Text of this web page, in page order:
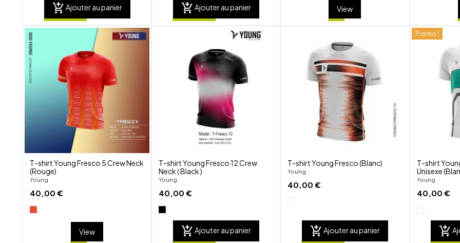
add_shopping_cart Ajouter au panier add_shopping_cart Ajouter au panier View
T-shirt Young Fresco 5 Crew Neck
(Rouge)
Young
40,00 €
View
T-shirt Young Fresco 12 Crew
Neck ( Black )
Young
40,00 €
add_shopping_cart Ajouter au panier
T-shirt Young Fresco (Blanc)
Young
40,00 €
add_shopping_cart Ajouter au panier
Promo !
T-shirt
Unisexe
Young
40,00 €
add_shopping_cart